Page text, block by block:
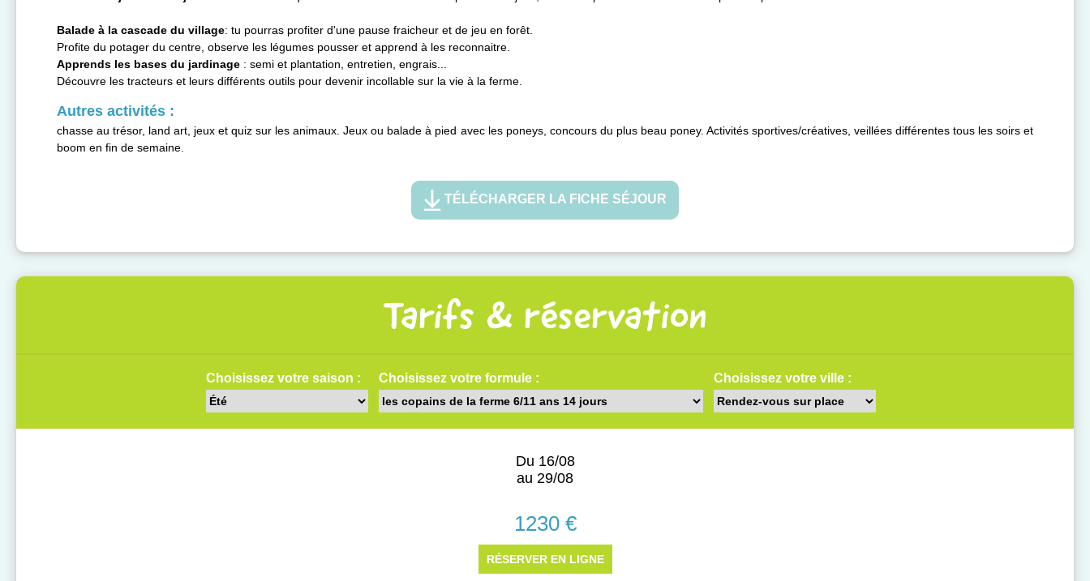
Balade à la cascade du village: tu pourras profiter d'une pause fraicheur et de jeu en forêt.
Profite du potager du centre, observe les légumes pousser et apprend à les reconnaitre.
Apprends les bases du jardinage : semi et plantation, entretien, engrais...
Découvre les tracteurs et leurs différents outils pour devenir incollable sur la vie à la ferme.
Autres activités :
chasse au trésor, land art, jeux et quiz sur les animaux. Jeux ou balade à pied avec les poneys, concours du plus beau poney. Activités sportives/créatives, veillées différentes tous les soirs et
boom en fin de semaine.
TÉLÉCHARGER LA FICHE SÉJOUR
Tarifs & réservation